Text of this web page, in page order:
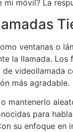
mi móvil? La
ventanas o
la llamada.
videollamada
más agradable.
mantenerlo
para
su enfoque